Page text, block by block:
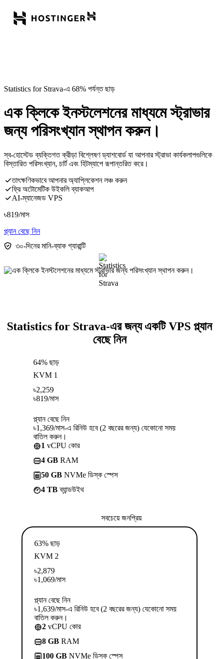
Statistics for Strava-এ 68% পর্যন্ত ছাড়
এক ক্লিকে ইনস্টলেশনের মাধ্যমে স্ট্রাভার
জন্য পরিসংখ্যান স্থাপন করুন।
স্ব-হোস্টেড ব্যক্তিগত ক্রীড়া বিশ্লেষণ ড্যাশবোর্ড যা আপনার স্ট্রাভা কার্যকলাপগুলিকে
বিস্তারিত পরিসংখ্যান, চার্ট এবং হিটম্যাপে রূপান্তরিত করে।
তাৎক্ষণিকভাবে আপনার অ্যাপ্লিকেশন লঞ্চ করুন
ফ্রি অটোমেটিক উইকলি ব্যাকআপ
AI-ম্যানেজড VPS
৳819/মাস
প্ল্যান বেছে নিন
৩০-দিনের মানি-ব্যাক গ্যারান্টি
Statistics for Strava-এর জন্য একটি VPS প্ল্যান
বেছে নিন
64% ছাড়
KVM 1
৳2,259
৳819/মাস
প্ল্যান বেছে নিন
৳1,369/মাস-এ রিনিউ হবে (2 বছরের জন্য) যেকোনো সময়
বাতিল করুন।
1 vCPU কোর
4 GB RAM
50 GB NVMe ডিস্ক স্পেস
4 TBব্যান্ডউইথ
সবচেয়ে জনপ্রিয়
63% ছাড়
KVM 2
৳2,879
৳1,069/মাস
প্ল্যান বেছে নিন
৳1,639/মাস-এ রিনিউ হবে (2 বছরের জন্য) যেকোনো সময়
বাতিল করুন।
2 vCPU কোর
8 GB RAM
100 GB NVMe ডিস্ক স্পেস